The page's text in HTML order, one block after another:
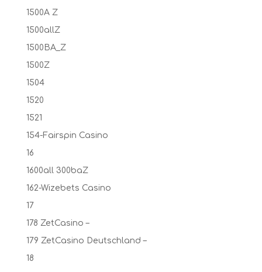
1500A Z
1500allZ
1500BA_Z
1500Z
1504
1520
1521
154-Fairspin Casino
16
1600all 300baZ
162-Wizebets Casino
17
178 ZetCasino –
179 ZetCasino Deutschland –
18